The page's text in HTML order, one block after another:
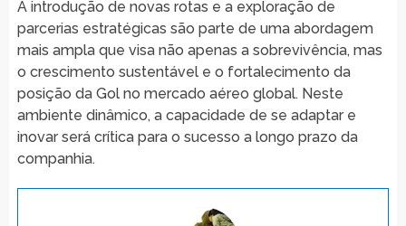
A introdução de novas rotas e a exploração de
parcerias estratégicas são parte de uma abordagem
mais ampla que visa não apenas a sobrevivência, mas
o crescimento sustentável e o fortalecimento da
posição da Gol no mercado aéreo global. Neste
ambiente dinâmico, a capacidade de se adaptar e
inovar será crítica para o sucesso a longo prazo da
companhia.